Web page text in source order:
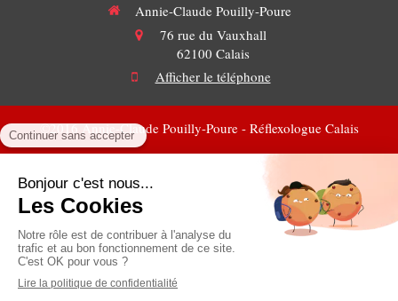
Annie-Claude Pouilly-Poure
76 rue du Vauxhall
62100 Calais
Afficher le téléphone
©2016 Annie-Claude Pouilly-Poure - Réflexologue Calais
Mentions légales
Conformément à la loi du 30 avril 1946 et du décret n° 60665
du 4 juillet 1966 et de l'article L 489 et du 8 octobre 1996. Il ne
s'agit nullement de massage médical ou kinésithérapie mais de
technique de bien-être dans la relaxation physique et détente